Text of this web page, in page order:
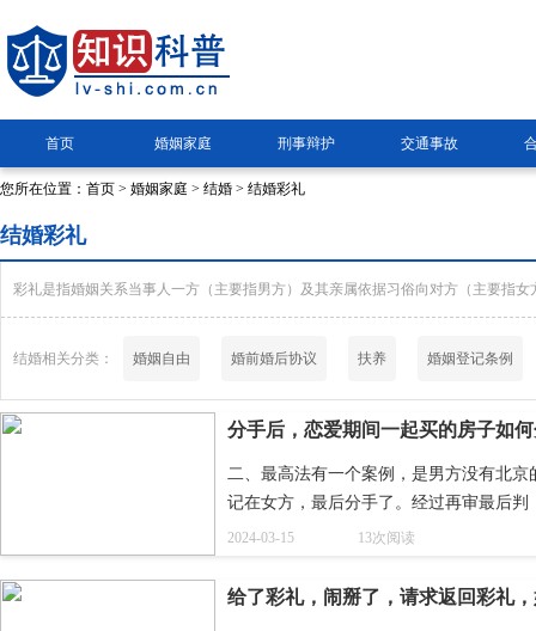
首页 婚姻家庭 刑事辩护 交通事故
您所在位置： 首页 > 婚姻家庭 > 结婚 > 结婚彩礼
结婚彩礼
彩礼是指婚姻关系当事人一方（主要指男方）及其亲属依据习俗向对方（主要指
结婚相关分类： 婚姻自由 婚前婚后协议 扶养 婚姻登记条例
分手后，恋爱期间一起买的房子如
二、最高法有一个案例，是男方没有北
记在女方，最后分手了。经过再审最后
予支持，充分考虑了购买房子不同于投
2024-03-15 13次阅读
给了彩礼，闹掰了，请求返回彩礼